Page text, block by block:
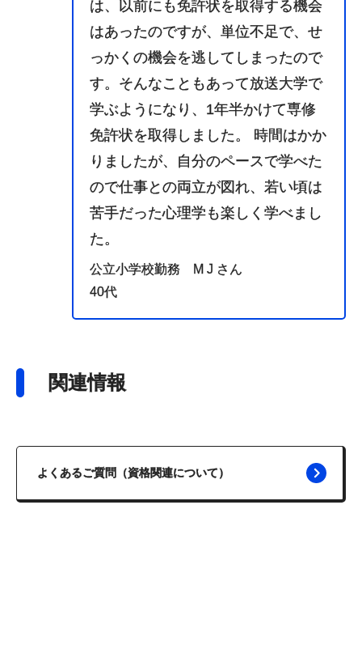
は、以前にも免許状を取得する機会
はあったのですが、単位不足で、せ
っかくの機会を逃してしまったので
す。そんなこともあって放送大学で
学ぶようになり、1年半かけて専修
免許状を取得しました。 時間はかか
りましたが、自分のペースで学べた
ので仕事との両立が図れ、若い頃は
苦手だった心理学も楽しく学べまし
た。
公立小学校勤務 M J さん
40代
関連情報
よくあるご質問（資格関連について）